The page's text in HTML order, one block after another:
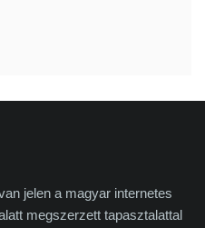
jelen a magyar internetes
megszerzett tapasztalattal